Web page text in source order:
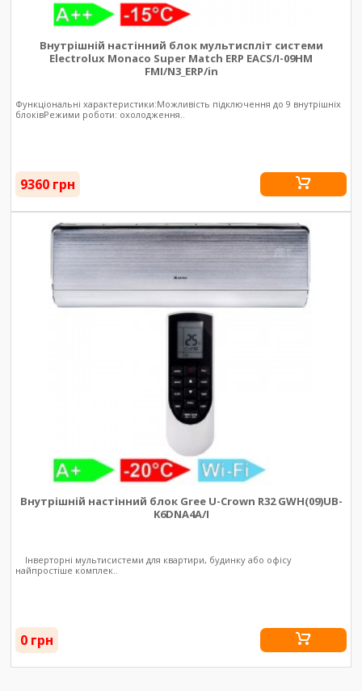
Внутрішній настінний блок мультиспліт системи
Electrolux Monaco Super Match ERP EACS/I-09HM
FMI/N3_ERP/in
Функціональні характеристики:Можливість підключення до 9 внутрішніх
блоківРежими роботи: охолодження..
9360 грн
Внутрішній настінний блок Gree U-Crown R32 GWH(09)UB-
K6DNA4A/I
Інверторні мультисистеми для квартири, будинку або офісу
найпростіше комплек..
0 грн